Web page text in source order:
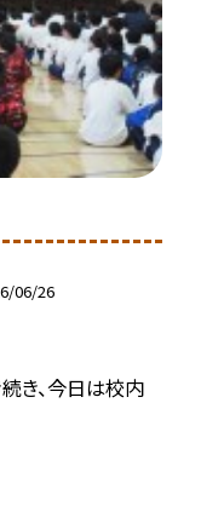
06/26
き、今日は校内